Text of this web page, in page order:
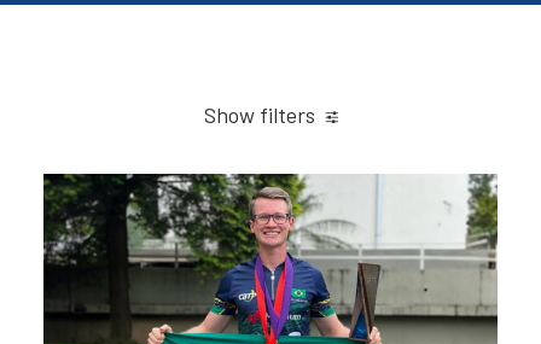
Show filters